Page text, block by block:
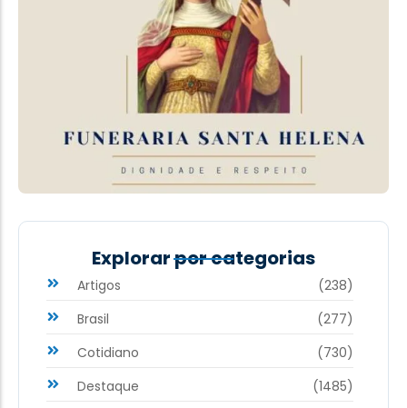
Explorar por categorias
Artigos
(238)
Brasil
(277)
Cotidiano
(730)
Destaque
(1485)